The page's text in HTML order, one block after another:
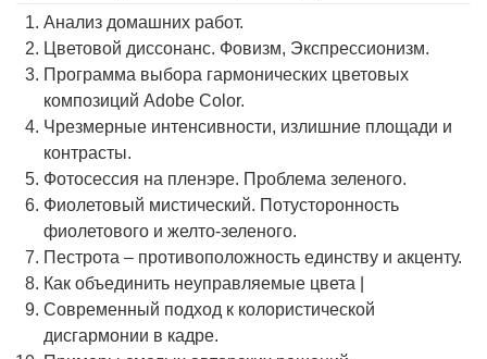
Анализ домашних работ.
Цветовой диссонанс. Фовизм, Экспрессионизм.
Программа выбора гармонических цветовых
композиций Adobe Color.
Чрезмерные интенсивности, излишние площади и
контрасты.
Фотосессия на пленэре. Проблема зеленого.
Фиолетовый мистический. Потусторонность
фиолетового и желто-зеленого.
Пестрота – противоположность единству и акценту.
Как объединить неуправляемые цвета |
Современный подход к колористической
дисгармонии в кадре.